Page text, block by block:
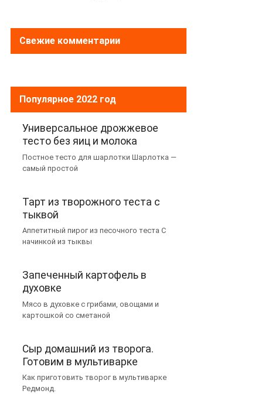
Свежие комментарии
Популярное 2022 год
Универсальное дрожжевое
тесто без яиц и молока
Постное тесто для шарлотки Шарлотка —
самый простой
Тарт из творожного теста с
тыквой
Аппетитный пирог из песочного теста С
начинкой из тыквы
Запеченный картофель в
духовке
Мясо в духовке с грибами, овощами и
картошкой со сметаной
Сыр домашний из творога.
Готовим в мультиварке
Как приготовить творог в мультиварке
Редмонд.